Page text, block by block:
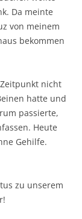
Da meinte
von meinem
bekommen
nicht
hatte und
passierte,
Heute
Gehilfe.
zu unserem